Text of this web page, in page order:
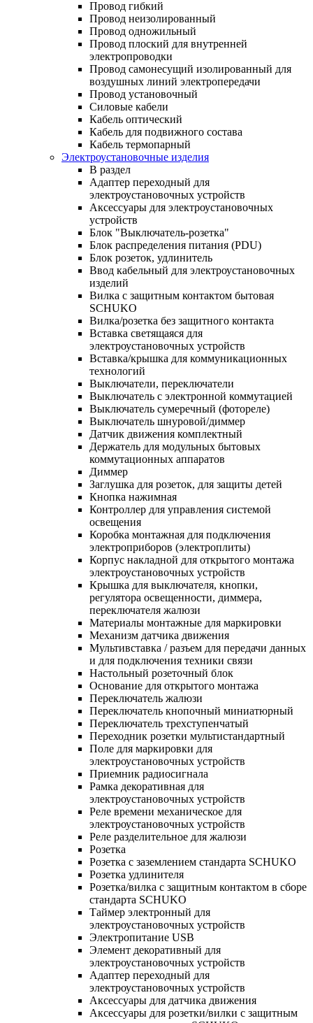
Провод гибкий
Провод неизолированный
Провод одножильный
Провод плоский для внутренней
электропроводки
Провод самонесущий изолированный для
воздушных линий электропередачи
Провод установочный
Силовые кабели
Кабель оптический
Кабель для подвижного состава
Кабель термопарный
Электроустановочные изделия
В раздел
Адаптер переходный для
электроустановочных устройств
Аксессуары для электроустановочных
устройств
Блок "Выключатель-розетка"
Блок распределения питания (PDU)
Блок розеток, удлинитель
Ввод кабельный для электроустановочных
изделий
Вилка с защитным контактом бытовая
SCHUKO
Вилка/розетка без защитного контакта
Вставка светящаяся для
электроустановочных устройств
Вставка/крышка для коммуникационных
технологий
Выключатели, переключатели
Выключатель с электронной коммутацией
Выключатель сумеречный (фотореле)
Выключатель шнуровой/диммер
Датчик движения комплектный
Держатель для модульных бытовых
коммутационных аппаратов
Диммер
Заглушка для розеток, для защиты детей
Кнопка нажимная
Контроллер для управления системой
освещения
Коробка монтажная для подключения
электроприборов (электроплиты)
Корпус накладной для открытого монтажа
электроустановочных устройств
Крышка для выключателя, кнопки,
регулятора освещенности, диммера,
переключателя жалюзи
Материалы монтажные для маркировки
Механизм датчика движения
Мультивставка / разъем для передачи данных
и для подключения техники связи
Настольный розеточный блок
Основание для открытого монтажа
Переключатель жалюзи
Переключатель кнопочный миниатюрный
Переключатель трехступенчатый
Переходник розетки мультистандартный
Поле для маркировки для
электроустановочных устройств
Приемник радиосигнала
Рамка декоративная для
электроустановочных устройств
Реле времени механическое для
электроустановочных устройств
Реле разделительное для жалюзи
Розетка
Розетка с заземлением стандарта SCHUKO
Розетка удлинителя
Розетка/вилка с защитным контактом в сборе
стандарта SCHUKO
Таймер электронный для
электроустановочных устройств
Электропитание USB
Элемент декоративный для
электроустановочных устройств
Адаптер переходный для
электроустановочных устройств
Аксессуары для датчика движения
Аксессуары для розетки/вилки с защитным